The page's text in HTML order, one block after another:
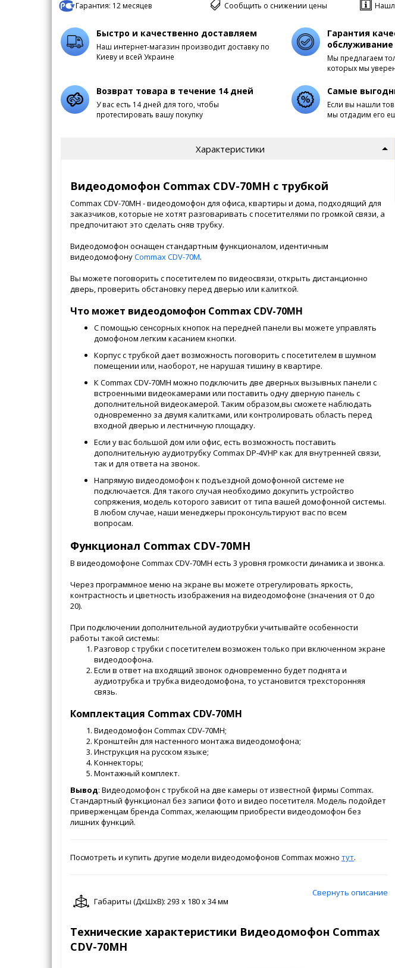
Гарантия: 12 месяцев Сообщить о снижении цены
Быстро и качественно доставляем
Наш интернет-магазин производит доставку по
Киеву и всей Украине
Гарантия
обслуживание
Мы предлагаем
которых мы
Возврат товара в течение 14 дней
У вас есть 14 дней для того, чтобы
протестировать вашу покупку
Самые
Если вы нашли
мы отдадим его
Характеристики
Видеодомофон Commax CDV-70MH с трубкой
Commax CDV-70MH - видеодомофон для офиса, квартиры и дома, подходящий для
заказчиков, которые не хотят разговаривать с посетителями по громкой связи, а
предпочитают это cделать сняв трубку.
Видеодомофон оснащен стандартным функционалом, идентичным
видеодомофонуCommax CDV-70M.
Вы можете поговорить с посетителем по видеосвязи, открыть дистанционно
дверь, проверить обстановку перед дверью или калиткой.
Что может видеодомофон Commax CDV-70MH
С помощью сенсорных кнопок на передней панели вы можете управлять
домофоном легким касанием кнопки.
Корпус с трубкой дает возможность поговорить с посетителем в шумном
помещении или, наоборот, не нарушая тишину в квартире.
К Commax CDV-70MH можно подключить две дверных вызывных панели с
встроенными видеокамерами или поставить одну дверную панель с
дополнительной видеокамерой. Таким образом,вы сможете наблюдать
одновременно за двумя калитками, или контролировать область перед
входной дверью и лестничную площадку.
Если у вас большой дом или офис, есть возможность поставить
дополнительную аудиотрубку Commax DP-4VHP как для внутренней связи,
так и для ответа на звонок.
Напрямую видеодомофон к подъездной домофонной системе не
подключается. Для такого случая необходимо докупить устройство
сопряжения, модель которого зависит от типа вашей домофонной системы.
В любом случае, наши менеджеры проконсультируют вас по всем
вопросам.
Функционал Commax CDV-70MH
В видеодомофоне Commax CDV-70MH есть 3 уровня громкости динамика и звонка.
Через программное меню на экране вы можете отрегулировать яркость,
контрастность и цветность изображения на видеодомофоне (значения от 0 до
20).
При подключении дополнительной аудиотрубки учитывайте особенности
работы такой системы:
Разговор с трубки с посетителем возможен только при включенном экране
видеодоофона.
Если в ответ на входящий звонок одновременно будет поднята и
аудиотрубка и трубка видеодомофона, то установится трехсторонняя
связь.
Комплектация Commax CDV-70MH
Видеодомофон Commax CDV-70MH;
Кронштейн для настенного монтажа видеодомофона;
Инструкция на русском языке;
Коннекторы;
Монтажный комплект.
Вывод: Видеодомофон с трубкой на две камеры от известной фирмы Commax.
Стандартный функционал без записи фото и видео посетителя. Модель подойдет
приверженцам бренда Commax, желающим приобрести видеодомофон без
лишних функций.
Посмотреть и купить другие модели видеодомофонов Commax можно тут.
Свернуть описание
Габариты (ДxШxВ): 293 x 180 x 34 мм
Технические характеристики Видеодомофон Commax
CDV-70MH